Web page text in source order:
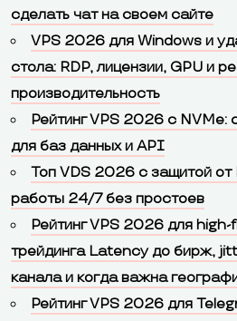
сделать чат на своем сайте
VPS 2026 для Windows и
стола: RDP, лицензии, GPU и
производительность
Рейтинг VPS 2026 с NVMe:
для баз данных и API
Топ VDS 2026 с защитой от
работы 24/7 без простоев
Рейтинг VPS 2026 для
трейдинга Latency до бирж,
канала и когда важна
Рейтинг VPS 2026 для